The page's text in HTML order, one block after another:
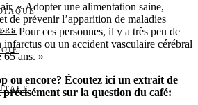
« Adopter une alimentation saine,
de prévenir l’apparition de maladies
« Pour ces personnes, il y a très peu de
ou un accident vasculaire cérébral
65 ans. »
ou encore? Écoutez ici un extrait de
sur la question du café: